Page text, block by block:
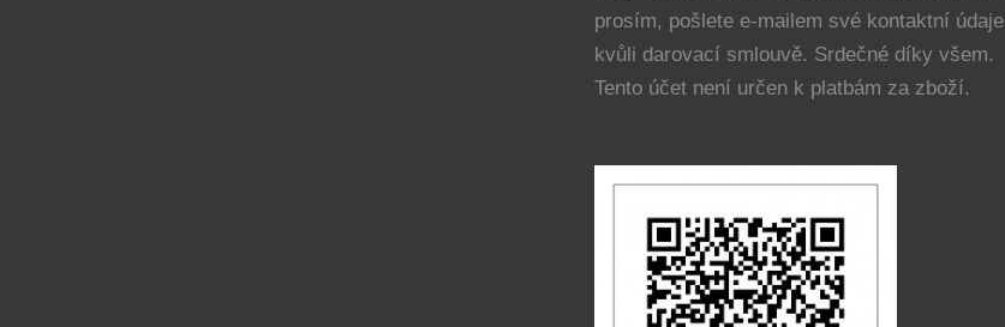
prosím, pošlete e-mailem své kontaktní údaje
kvůli darovací smlouvě. Srdečné díky všem.
Tento účet není určen k platbám za zboží.